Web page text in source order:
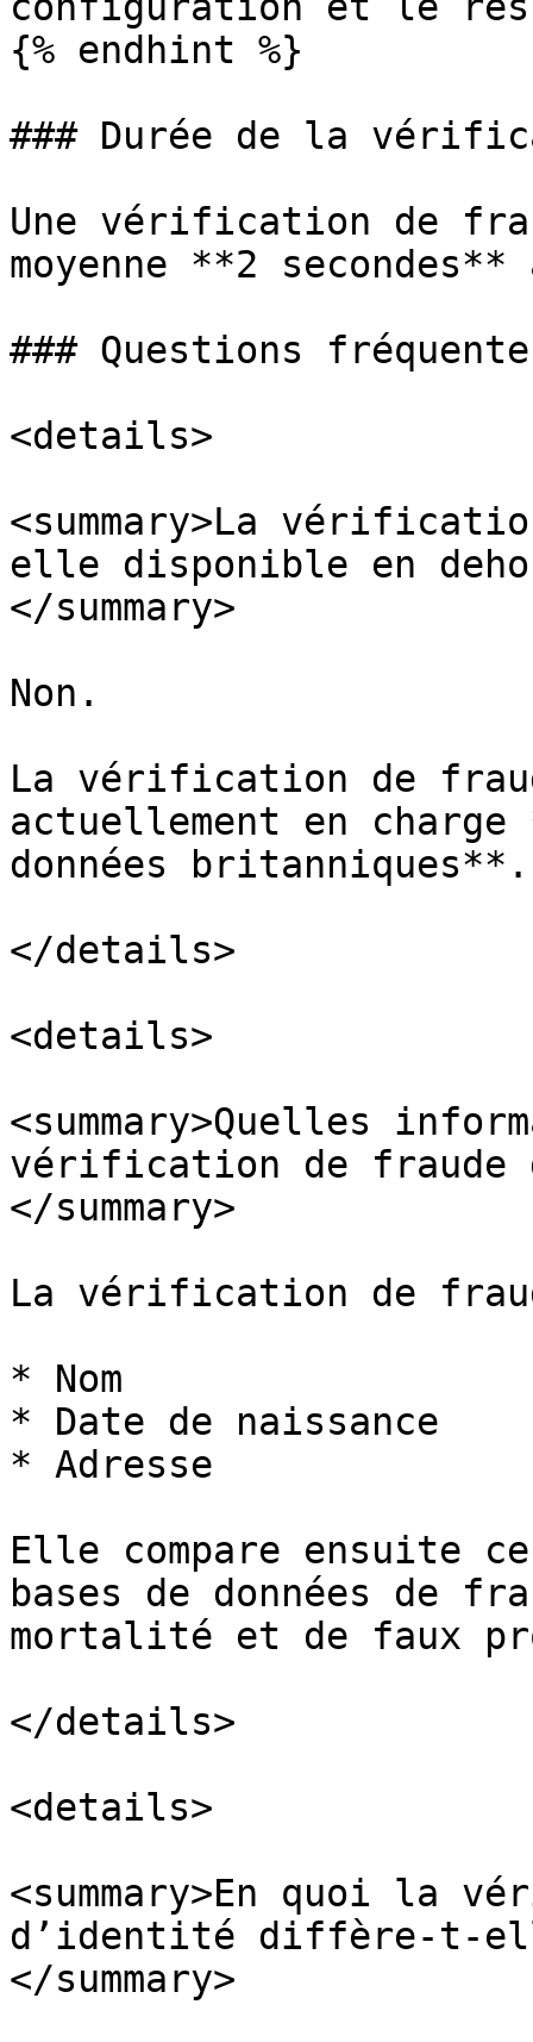
{% endhint %}
### Durée de la
Une vérification de
moyenne **2
### Questions
<details>
<summary>La
elle disponible en
</summary>
Non.
La vérification de
actuellement en charge
données britanniques**.
</details>
<details>
<summary>Quelles
vérification de
</summary>
La vérification de
* Nom
* Date de naissance
* Adresse
Elle compare ensuite
bases de données de
mortalité et de faux
</details>
<details>
<summary>En quoi la
d’identité diffère-t-
</summary>